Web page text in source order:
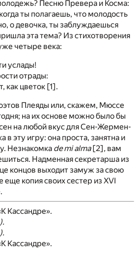
Песню Превера и Косма:
ты полагаешь, что молодость
о девочка, ты заблуждаешься
эта тема? Из стихотворения
четыре века:
услады!
отрады:
как цветок [1].
Плеяды или, скажем, Мюссе
на их основе можно было бы
на любой вкус для Сен-Жермен-
в эту игру: она проста, занятна и
Незнакомка de mi alma[2], вам
Надменная секретарша из
концов выходит замуж за свою
копия своих сестер из XVI
Кассандре».
Кассандре».